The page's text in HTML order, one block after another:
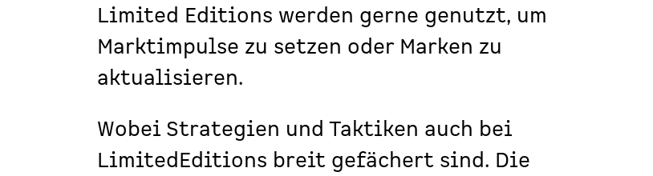
Limited Editions werden gerne genutzt, um
Marktimpulse zu setzen oder Marken zu
aktualisieren.
Wobei Strategien und Taktiken auch bei
LimitedEditions breit gefächert sind. Die